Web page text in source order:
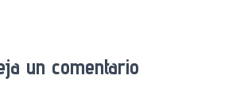
un comentario